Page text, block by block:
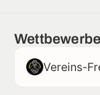
Vereins-